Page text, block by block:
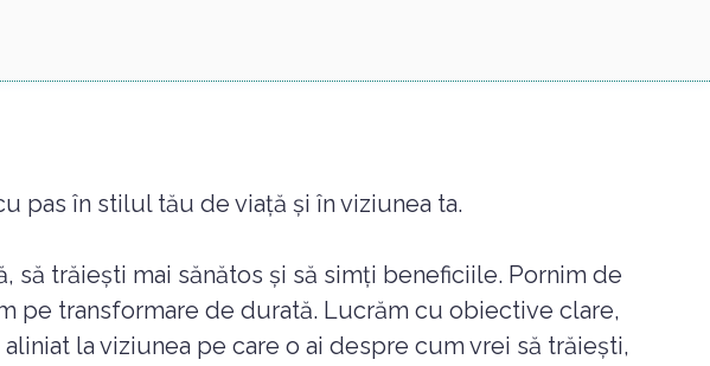
pas în stilul tău de viață și în viziunea ta.
trăiești mai sănătos și să simți beneficiile. Pornim de
transformare de durată. Lucrăm cu obiective clare,
la viziunea pe care o ai despre cum vrei să trăiești,